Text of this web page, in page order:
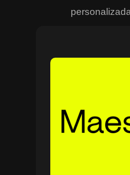
de forma integrada e
enfrentam dificuldades
acompanhar o